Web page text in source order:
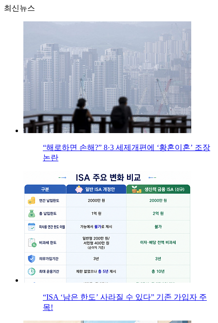
최신뉴스
“해로하면 손해?” 8·3 세제개편에 ‘황혼이혼’ 조장
논란
“ISA ‘남은 한도’ 사라질 수 있다” 기존 가입자 주
목!